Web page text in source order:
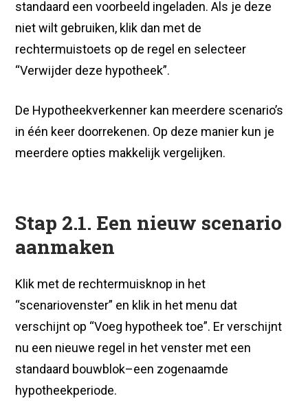
standaard een voorbeeld ingeladen. Als je deze
niet wilt gebruiken, klik dan met de
rechtermuistoets op de regel en selecteer
“Verwijder deze hypotheek”.
De Hypotheekverkenner kan meerdere scenario’s
in één keer doorrekenen. Op deze manier kun je
meerdere opties makkelijk vergelijken.
Stap 2.1. Een nieuw scenario
aanmaken
Klik met de rechtermuisknop in het
“scenariovenster” en klik in het menu dat
verschijnt op “Voeg hypotheek toe”. Er verschijnt
nu een nieuwe regel in het venster met een
standaard bouwblok–een zogenaamde
hypotheekperiode.